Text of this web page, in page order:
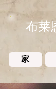
布莱
家